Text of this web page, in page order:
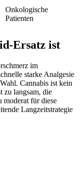
Onkologische
Patienten
Ersatz ist
im
starke Analgesie
Cannabis ist kein
zu langsam, die
moderat für diese
Langzeitstrategie